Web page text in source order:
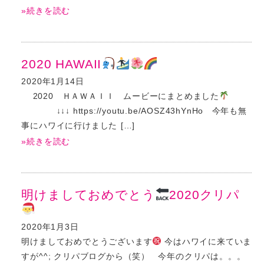
»続きを読む
2020 HAWAII
2020年1月14日
2020 ＨＡＷＡＩＩ ムービーにまとめました
↓↓↓ https://youtu.be/AOSZ43hYnHo 今年も無
事にハワイに行けました […]
»続きを読む
明けましておめでとう 2020クリパ
2020年1月3日
明けましておめでとうございます
今はハワイに来ていま
すが^^; クリパブログから（笑） 今年のクリパは。。。